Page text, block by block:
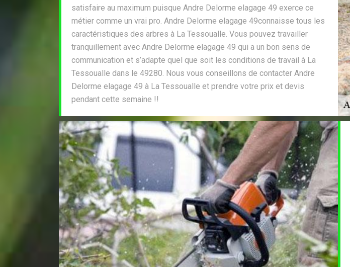
satisfaire au maximum puisque Andre Delorme elagage 49 exerce ce
métier comme un vrai pro. Andre Delorme elagage 49connaisse tous les
caractéristiques des arbres à La Tessoualle. Vous pouvez travailler
tranquillement avec Andre Delorme elagage 49 qui a un bon sens de
communication et s’adapte quel que soit les conditions de travail à La
Tessoualle dans le 49280. Nous vous conseillons de contacter Andre
Delorme elagage 49 à La Tessoualle et prendre votre prix et devis
pendant cette semaine !!